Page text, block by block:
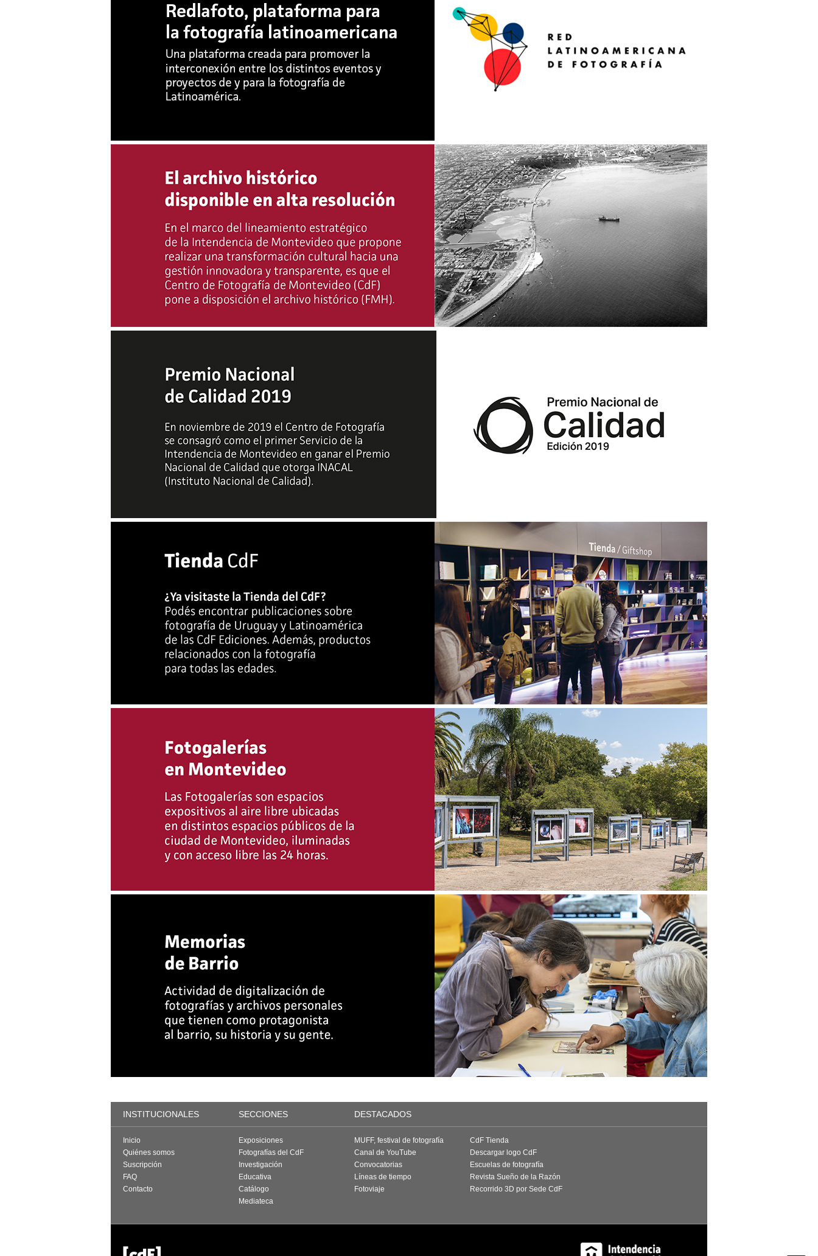
INSTITUCIONALES SECCIONES DESTACADOS
Inicio
Quiénes somos
Suscripción
FAQ
Contacto
Exposiciones
Fotografías del CdF
Investigación
Educativa
Catálogo
Mediateca
MUFF, festival de fotografía
Canal de YouTube
Convocatorias
Líneas de tiempo
Fotoviaje
CdF Tienda
Descargar logo CdF
Escuelas de fotografía
Revista Sueño de la Razón
Recorrido 3D por Sede CdF